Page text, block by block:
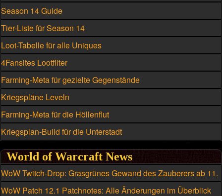
Season 14 Guide
Tier-Liste für Season 14
Loot-Tabelle für alle Uniques
4Fansites Lootfilter
Farming-Meta für gezielte Gegenstände
Kriegspläne Leveln
Farming-Meta für die Höllenflut
Kriegsplan-Build für die Unterstadt
World of Warcraft News
WoW Twitch-Drop: Grasgrünes Gewand des Zauberers ab 11.
August
WoW Patch 12.1 Patchnotes: Alle Änderungen im Überblick